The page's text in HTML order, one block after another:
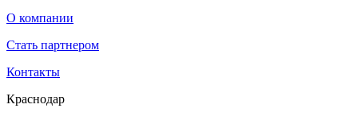
О компании
Стать партнером
Контакты
Краснодар